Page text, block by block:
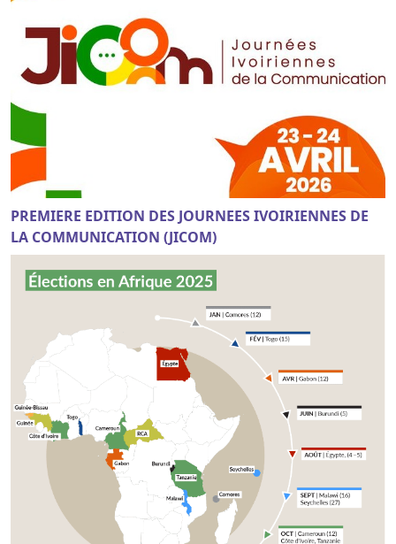
PREMIERE EDITION DES JOURNEES IVOIRIENNES DE
LA COMMUNICATION (JICOM)